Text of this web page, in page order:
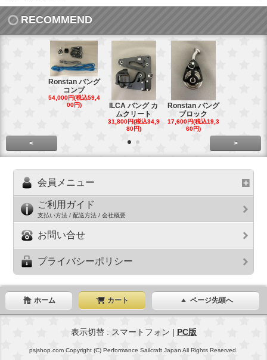
RECOMMEND
Ronstan バング
コンプ
54,000円(税込59,4
00円)
ILCA バング カ
ムクリート
31,800円(税込34,9
80円)
Ronstan バング
ブロック
17,600円(税込19,3
60円)
< >
会員メニュー
ご利用ガイド
支払い方法 / 配送方法 / 会社概要
お問い合せ
プライバシーポリシー
ホーム カート ページ先頭へ
表示切替 : スマートフォン | PC版
psjshop.com Copyright (C) Performance Sailcraft Japan All Rights Reserved.